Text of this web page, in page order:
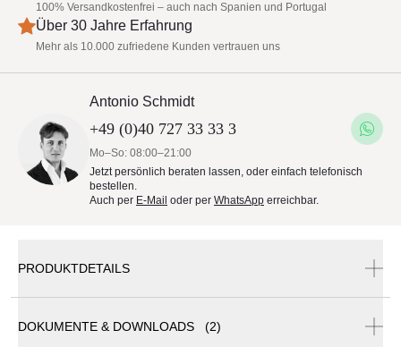
100% Versandkostenfrei – auch nach Spanien und Portugal
Über 30 Jahre Erfahrung
Mehr als 10.000 zufriedene Kunden vertrauen uns
Antonio Schmidt
+49 (0)40 727 33 33 3
Mo–So: 08:00–21:00
Jetzt persönlich beraten lassen, oder einfach telefonisch
bestellen.
Auch per E-Mail oder per WhatsApp erreichbar.
PRODUKTDETAILS
DOKUMENTE & DOWNLOADS (2)